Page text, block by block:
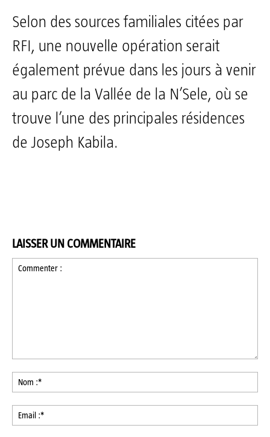
Selon des sources familiales citées par
RFI, une nouvelle opération serait
également prévue dans les jours à venir
au parc de la Vallée de la N’Sele, où se
trouve l’une des principales résidences
de Joseph Kabila.
LAISSER UN COMMENTAIRE
:*
:*